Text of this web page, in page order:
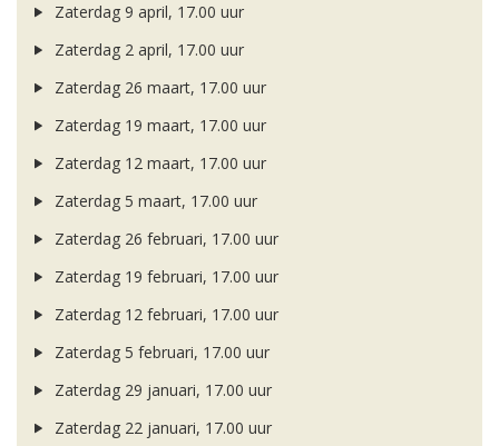
Zaterdag 9 april, 17.00 uur
Zaterdag 2 april, 17.00 uur
Zaterdag 26 maart, 17.00 uur
Zaterdag 19 maart, 17.00 uur
Zaterdag 12 maart, 17.00 uur
Zaterdag 5 maart, 17.00 uur
Zaterdag 26 februari, 17.00 uur
Zaterdag 19 februari, 17.00 uur
Zaterdag 12 februari, 17.00 uur
Zaterdag 5 februari, 17.00 uur
Zaterdag 29 januari, 17.00 uur
Zaterdag 22 januari, 17.00 uur